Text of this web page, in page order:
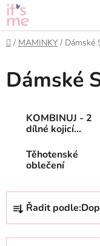
Přejít
na
obsah
Domů
/ MAMINKY / Dámské
Dámské
KOMBINUJ - 2
dílné kojicí
Těhotenské
oblečení
Ř
z
Řadit podle: